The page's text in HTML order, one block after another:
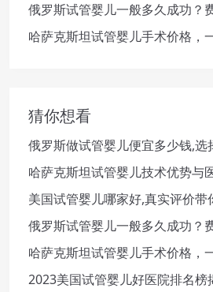
俄罗斯试管婴儿一般多久成功？
哈萨克斯坦试管婴儿手术价格，
猜你想看
俄罗斯做试管婴儿便宜多少钱,选
哈萨克斯坦试管婴儿技术优势与
美国试管婴儿哪家好,真实评价带
俄罗斯试管婴儿一般多久成功？
哈萨克斯坦试管婴儿手术价格，
2023美国试管婴儿好医院排名榜